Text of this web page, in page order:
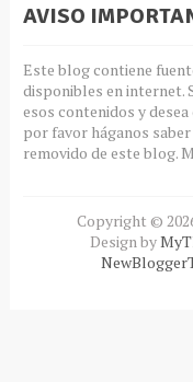
AVISO
Este blog contiene
disponibles en internet.
esos contenidos y
por favor háganos
removido de este blog.
Copyright ©
Design by